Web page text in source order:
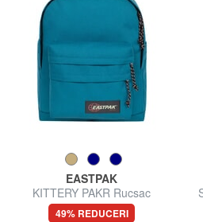
EASTPAK
KITTERY PAKR Rucsac
49% REDUCERI